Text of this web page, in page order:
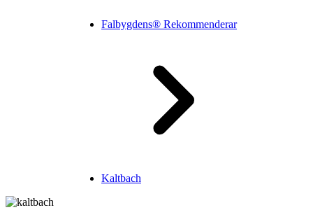
Falbygdens® Rekommenderar
Kaltbach